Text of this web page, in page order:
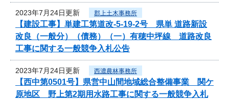
2023年7月24日更新 郡上土木事務所
【建設工事】単建工第道改-5-19-2号 県単 道路新設
改良（一般分）（債務）（一）有穂中坪線 道路改良
工事に関する一般競争入札公告
2023年7月24日更新 西濃農林事務所
【西中第0501号】県営中山間地域総合整備事業 関ケ
原地区 野上第2期用水路工事に関する一般競争入札